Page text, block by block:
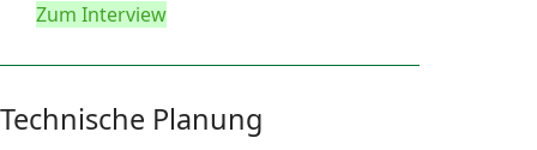
Zum Interview
Technische Planung